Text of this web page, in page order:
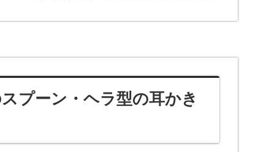
プーン・ヘラ型の耳かき